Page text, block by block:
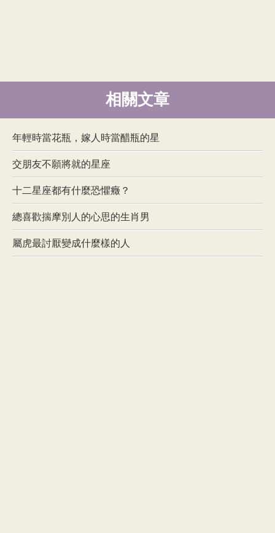
相關文章
年輕時當花瓶，嫁人時當醋瓶的星
交朋友不願將就的星座
十二星座都有什麼恐懼癥？
總喜歡揣摩別人的心思的生肖男
屬虎最討厭變成什麼樣的人